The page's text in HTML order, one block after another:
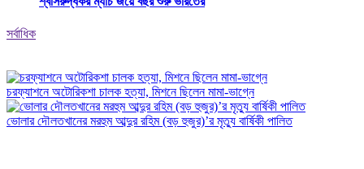
সর্বাধিক
চরফ্যাশনে অটোরিকশা চালক হত্যা, মিশনে ছিলেন মামা-ভাগ্নে
ভোলার দৌলতখানের মরহুম আব্দুর রহিম (বড় হুজুর)’র মৃত্যু বার্ষিকী পালিত